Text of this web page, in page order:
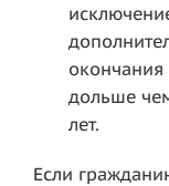
дольше
лет.
Если